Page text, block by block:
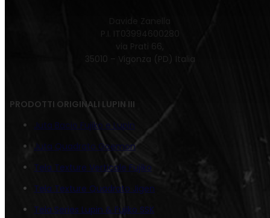
P.I. IT03994600280
via Prati 66,
35010 – Vigonza (PD) Italia
PRODOTTI ORIGINALI LUPIN III
Juta Bacio Fujiko e Lupin
Juta Quadrato Goemon
Tela Texture Verticale Fujiko
Tela Texture Quadrato Jigen
Tela Series Lupin & Fujiko SSK